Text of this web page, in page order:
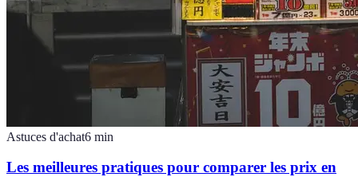
Astuces d'achat6 min
Les meilleures pratiques pour comparer les prix en